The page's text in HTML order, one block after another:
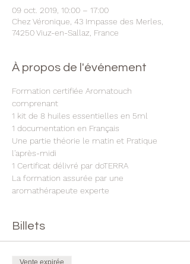
09 oct. 2019, 10:00 – 17:00
Chez Véronique, 43 Impasse des Merles,
74250 Viuz-en-Sallaz, France
À propos de l'événement
Formation certifiée Aromatouch
comprenant
1 kit de 8 huiles essentielles en 5ml
1 documentation en Français
Une partie théorie le matin et Pratique
l'après-midi
1 Certificat délivré par doTERRA
La formation assurée par une
aromathérapeute experte
Billets
Vente expirée